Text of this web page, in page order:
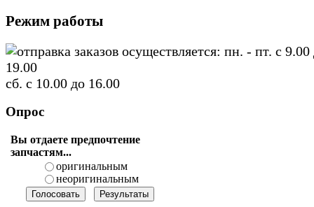
Режим работы
отправка заказов осуществляется: пн. - пт. с 9.00
19.00
сб. с 10.00 до 16.00
Опрос
Вы отдаете предпочтение
запчастям...
оригинальным
неоригинальным